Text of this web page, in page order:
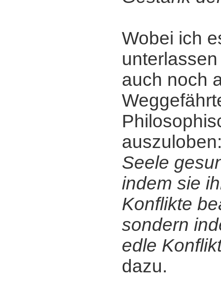
Wobei ich
auch noch
Seele
indem sie
Konflikte
sondern
edle
dazu.